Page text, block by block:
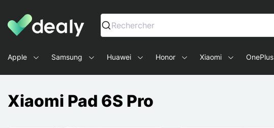
Dealy - Hüllen und Zubehör für Smartphones und Tablets
Rechercher
Apple Samsung Huawei Honor Xiaomi OnePlus
Xiaomi Pad 6S Pro